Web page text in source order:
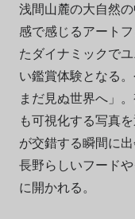
浅間山麓の大自然の
感で感じるアート
たダイナミックで
い鑑賞体験となる
まだ見ぬ世界へ」
も可視化する写真
が交錯する瞬間に
長野らしいフード
に開かれる。